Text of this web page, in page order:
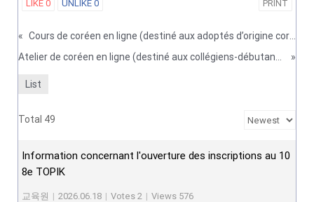
LIKE 0 UNLIKE 0 PRINT
«
»
List
Total 49
Information concernant l'ouverture des inscriptions au 10
8e TOPIK
교육원 | 2026.06.18 | Votes 2 | Views 576